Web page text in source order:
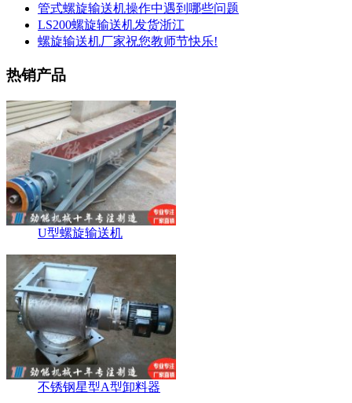
管式螺旋输送机操作中遇到哪些问题
LS200螺旋输送机发货浙江
螺旋输送机厂家祝您教师节快乐!
热销产品
U型螺旋输送机
不锈钢星型A型卸料器